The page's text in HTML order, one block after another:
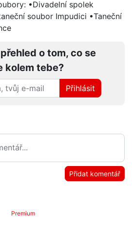
•Divadelní spolek
soubor Impudici •Taneční
o tom, co se
kolem tebe?
Přihlásit
Přidat komentář
Premium